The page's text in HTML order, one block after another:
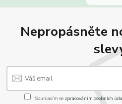
Nepropásněte
Souhlasím se zpracováním osobních